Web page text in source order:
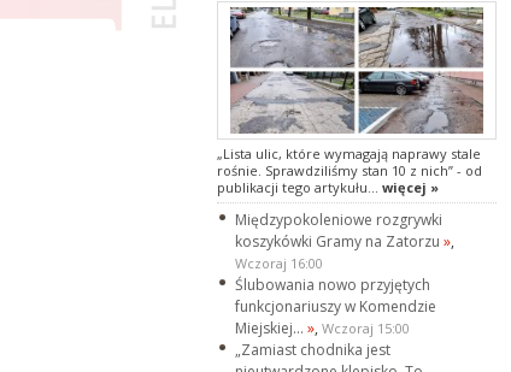
„Lista ulic, które wymagają naprawy stale
rośnie. Sprawdziliśmy stan 10 z nich” - od
publikacji tego artykułu... więcej »
Międzypokoleniowe rozgrywki
koszykówki Gramy na Zatorzu »,
Wczoraj 16:00
Ślubowania nowo przyjętych
funkcjonariuszy w Komendzie
Miejskiej... », Wczoraj 15:00
„Zamiast chodnika jest